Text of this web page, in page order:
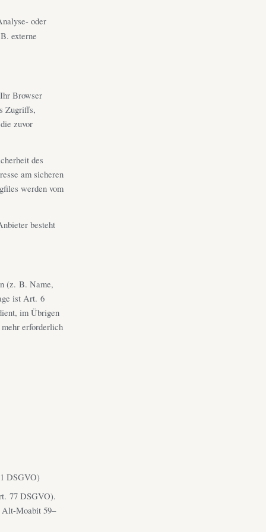
oder
externe
Browser
Zugriffs,
zuvor
des
am sicheren
werden vom
besteht
(z. B. Name,
ist Art. 6
im Übrigen
erforderlich
DSGVO)
77 DSGVO).
Alt-Moabit 59–